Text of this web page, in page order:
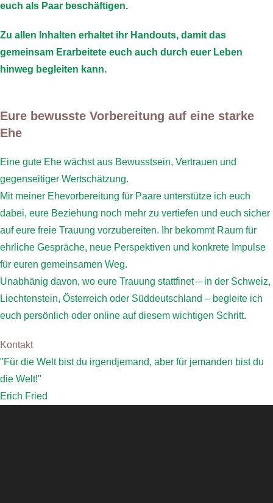
euch als Paar beschäftigen.
Zu allen Inhalten erhaltet ihr Handouts, damit das
gemeinsam Erarbeitete euch auch durch euer Leben
hinweg begleiten kann.
Eure bewusste Vorbereitung auf eine starke
Ehe
Eine gute Ehe wächst aus Bewusstsein, Vertrauen und
gegenseitiger Wertschätzung.
Mit meiner Ehevorbereitung für Paare unterstütze ich euch
dabei, eure Beziehung noch mehr zu vertiefen und euch sicher
auf eure freie Trauung vorzubereiten. Ihr bekommt Raum für
ehrliche Gespräche, neue Perspektiven und konkrete Impulse
für euren gemeinsamen Weg.
Unabhänig davon, wo eure Trauung stattfinet – in der Schweiz,
Liechtenstein, Österreich oder Süddeutschland – begleite ich
euch persönlich oder online auf diesem wichtigen Schritt.
Kontakt
"Für die Welt bist du irgendjemand, aber für jemanden bist du
die Welt!"
Erich Fried